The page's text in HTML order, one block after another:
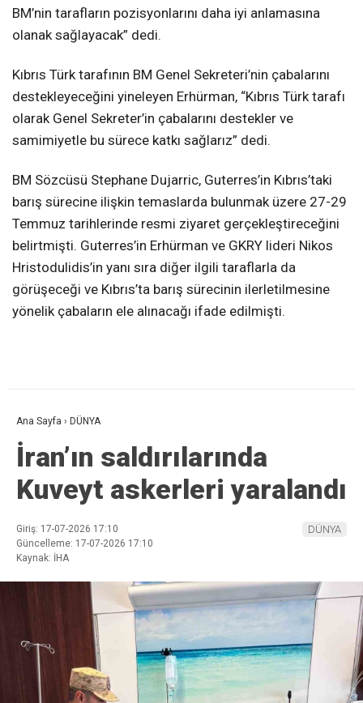
BM’nin tarafların pozisyonlarını daha iyi anlamasına
olanak sağlayacak” dedi.
Kıbrıs Türk tarafının BM Genel Sekreteri’nin çabalarını
destekleyeceğini yineleyen Erhürman, “Kıbrıs Türk tarafı
olarak Genel Sekreter’in çabalarını destekler ve
samimiyetle bu sürece katkı sağlarız” dedi.
BM Sözcüsü Stephane Dujarric, Guterres’in Kıbrıs’taki
barış sürecine ilişkin temaslarda bulunmak üzere 27-29
Temmuz tarihlerinde resmi ziyaret gerçekleştireceğini
belirtmişti. Guterres’in Erhürman ve GKRY lideri Nikos
Hristodulidis’in yanı sıra diğer ilgili taraflarla da
görüşeceği ve Kıbrıs’ta barış sürecinin ilerletilmesine
yönelik çabaların ele alınacağı ifade edilmişti.
Ana Sayfa › DÜNYA
İran’ın saldırılarında
Kuveyt askerleri yaralandı
Giriş: 17-07-2026 17:10
Güncelleme: 17-07-2026 17:10
Kaynak: İHA
DÜNYA